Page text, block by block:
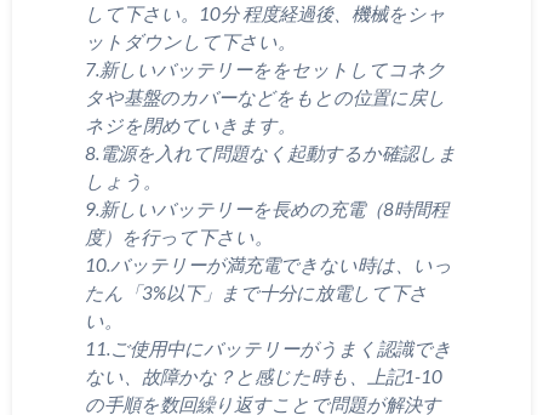
して下さい。10分 程度経過後、機械をシャ
ットダウンして下さい。
7.新しいバッテリーををセットしてコネク
タや基盤のカバーなどをもとの位置に戻し
ネジを閉めていきます。
8.電源を入れて問題なく起動するか確認しま
しょう。
9.新しいバッテリーを長めの充電（8時間程
度）を行って下さい。
10.バッテリーが満充電できない時は、いっ
たん「3%以下」まで十分に放電して下さ
い。
11.ご使用中にバッテリーがうまく認識でき
ない、故障かな？と感じた時も、上記1-10
の手順を数回繰り返すことで問題が解決す